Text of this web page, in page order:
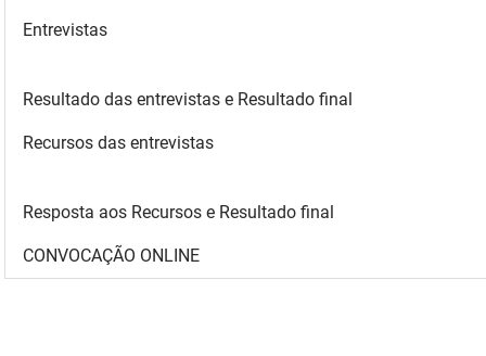
Entrevistas
Resultado das entrevistas e Resultado final
Recursos das entrevistas
Resposta aos Recursos e Resultado final
CONVOCAÇÃO ONLINE